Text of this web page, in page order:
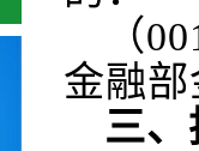
（
金融
三